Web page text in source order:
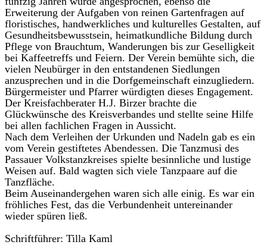
Erweiterung der Aufgaben von reinen Gartenfragen auf
floristisches, handwerkliches und kulturelles Gestalten, auf
Gesundheitsbewusstsein, heimatkundliche Bildung durch
Pflege von Brauchtum, Wanderungen bis zur Geselligkeit
bei Kaffeetreffs und Feiern. Der Verein bemühte sich, die
vielen Neubürger in den entstandenen Siedlungen
anzusprechen und in die Dorfgemeinschaft einzugliedern.
Bürgermeister und Pfarrer würdigten dieses Engagement.
Der Kreisfachberater H.J. Birzer brachte die
Glückwünsche des Kreisverbandes und stellte seine Hilfe
bei allen fachlichen Fragen in Aussicht.
Nach dem Verleihen der Urkunden und Nadeln gab es ein
vom Verein gestiftetes Abendessen. Die Tanzmusi des
Passauer Volkstanzkreises spielte besinnliche und lustige
Weisen auf. Bald wagten sich viele Tanzpaare auf die
Tanzfläche.
Beim Auseinandergehen waren sich alle einig. Es war ein
fröhliches Fest, das die Verbundenheit untereinander
wieder spüren ließ.
Schriftführer: Tilla Kaml